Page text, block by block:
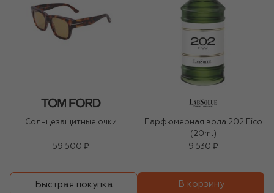
Солнцезащитные очки
59 500 ₽
Парфюмерная вода 202 Fico
(20ml)
9 530 ₽
Быстрая покупка В корзину